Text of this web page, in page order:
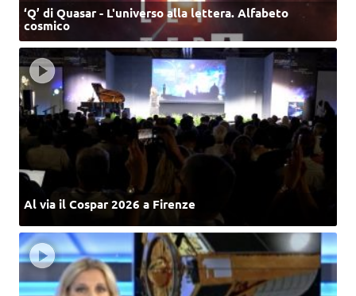
‘Q’ di Quasar - L'universo alla lettera. Alfabeto
cosmico
Al via il Cospar 2026 a Firenze